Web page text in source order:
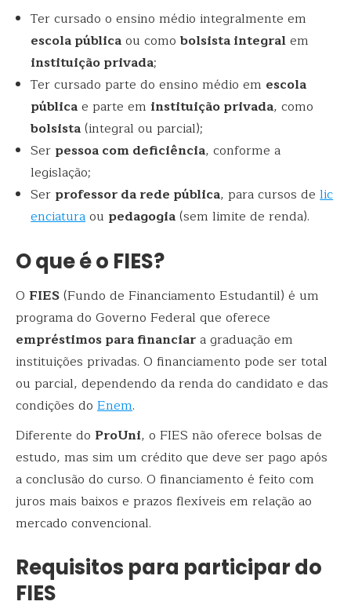
Ter cursado o ensino médio integralmente em
escola públicaou comobolsista integralem
instituição privada;
Ter cursado parte do ensino médio em escola
públicae parte em instituição privada, como
bolsista(integral ou parcial);
Ser pessoa com deficiência, conforme a
legislação;
Ser professor da rede pública, para cursos delic
enciaturaou pedagogia(sem limite de renda).
O que é o FIES?
O FIES(Fundo de Financiamento Estudantil) é um
programa do Governo Federal que oferece
empréstimos para financiara graduação em
instituições privadas. O financiamento pode ser total
ou parcial, dependendo da renda do candidato e das
condições do Enem.
Diferente do ProUni, o FIES não oferece bolsas de
estudo, mas sim um crédito que deve ser pago após
a conclusão do curso. O financiamento é feito com
juros mais baixos e prazos flexíveis em relação ao
mercado convencional.
Requisitos para participar do
FIES